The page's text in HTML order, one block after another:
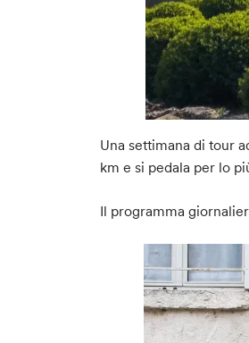
Una settimana di tour
km e si pedala per lo
Il programma